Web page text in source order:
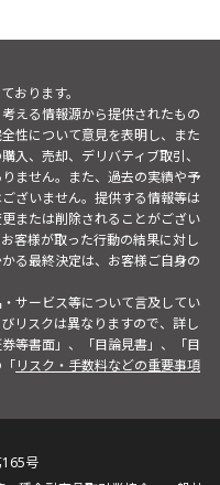
おります。
える情報源から提供されたもの
性について意見を表明し、また
入、売却、デリバティブ取引、
ません。また、過去の実績や予
ざいません。提供する情報等は
または削除されることがござい
客様が取った行動の結果に対し
る最終決定は、お客様ご自身の
サービス等について言及してい
リスクは異なりますので、詳し
等書面」、「目論見書」、「目
リスク・手数料などの重要事項
号